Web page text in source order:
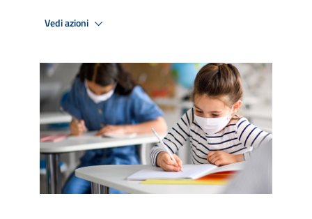
Vedi azioni